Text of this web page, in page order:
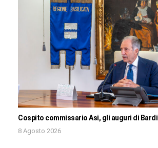
Cospito commissario Asi, gli auguri di Bardi
8 Agosto 2026